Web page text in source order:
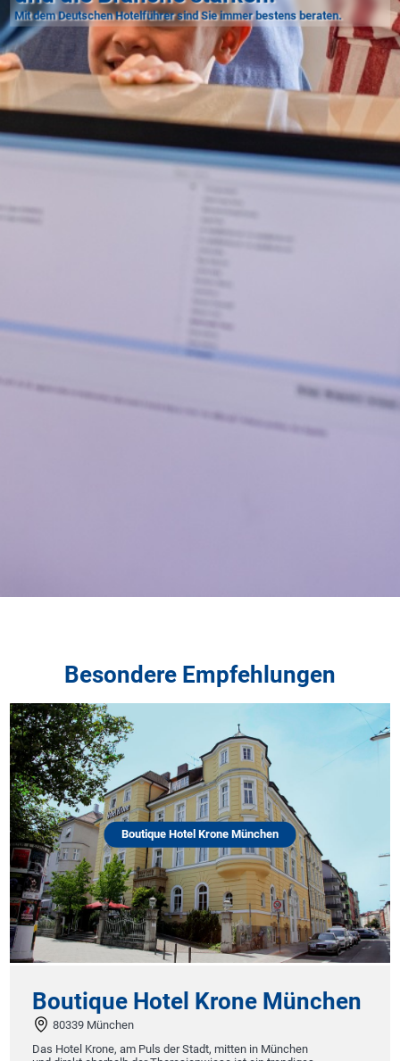
Mit dem Deutschen Hotelführer sind Sie immer bestens beraten.
Besondere Empfehlungen
Boutique Hotel Krone München
Boutique Hotel Krone München
80339 München
Das Hotel Krone, am Puls der Stadt, mitten in München